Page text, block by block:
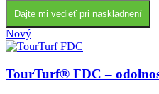
Dajte mi vedieť pri naskladnení
Nový
TourTurf® FDC –